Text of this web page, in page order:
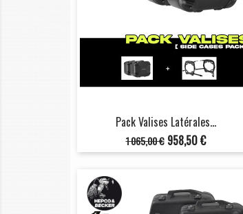
Pack Valises Latérales...
Prix
de
1 065,00 € Prix
958,50 €